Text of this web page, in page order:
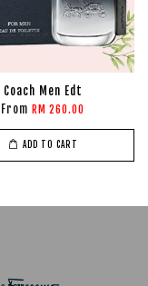
Coach Men Edt
From RM 260.00
ADD TO CART